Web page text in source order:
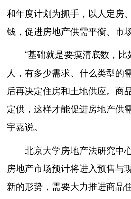
和年度计划为抓手，以人定房
钱，促进房地产供需平衡、市
“基础就是要摸清底数，比
人，有多少需求、什么类型的
后再决定住房和土地供应。商
定供，这样才能促进房地产供
宇嘉说。
北京大学房地产法研究中心
房地产市场预计将进入预售与
新的形势，需要大力推进商品